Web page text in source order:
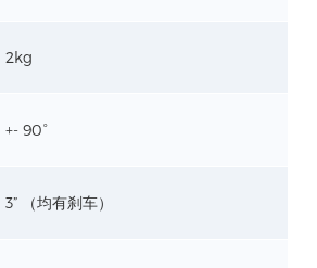
2kg
+- 90°
3” （均有刹车）